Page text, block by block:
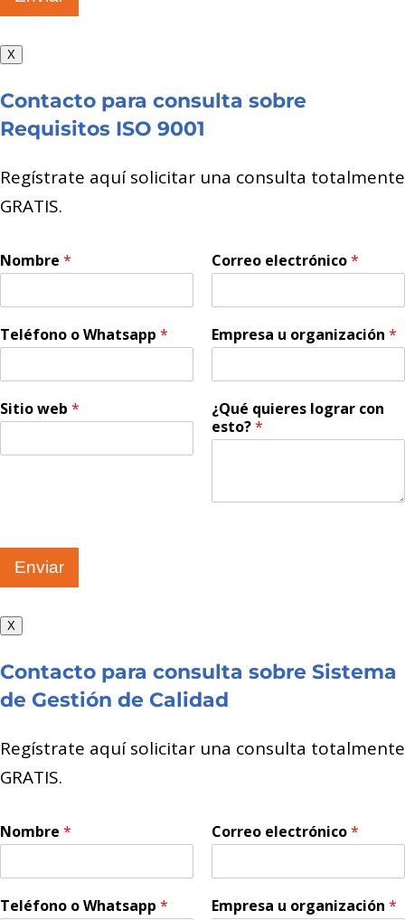
X
Contacto para consulta sobre
Requisitos ISO 9001
Regístrate aquí solicitar una consulta totalmente
GRATIS.
Nombre * Correo electrónico*
Teléfono o Whatsapp * Empresa u organización *
Sitio web *
¿Qué quieres lograr con
esto?*
Enviar
X
Contacto para consulta sobre Sistema
de Gestión de Calidad
Regístrate aquí solicitar una consulta totalmente
GRATIS.
Nombre * Correo electrónico*
Teléfono o Whatsapp * Empresa u organización *